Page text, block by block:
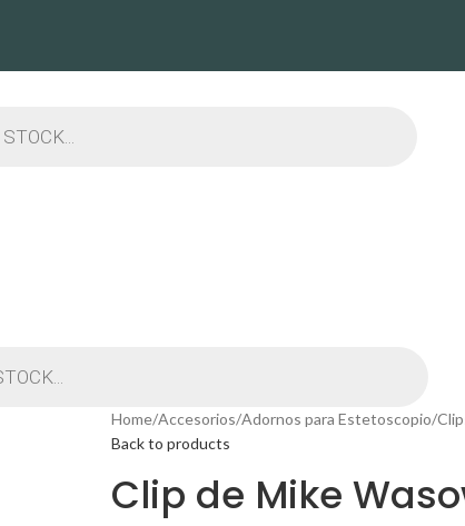
Home Accesorios Adornos para Estetoscopio
Back to products
Clip de Mike